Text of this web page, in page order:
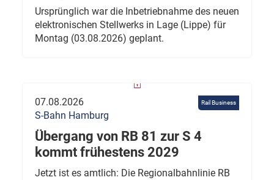
Ursprünglich war die Inbetriebnahme des neuen
elektronischen Stellwerks in Lage (Lippe) für
Montag (03.08.2026) geplant.
Rail Business
07.08.2026
S-Bahn Hamburg
Übergang von RB 81 zur S 4
kommt frühestens 2029
Jetzt ist es amtlich: Die Regionalbahnlinie RB